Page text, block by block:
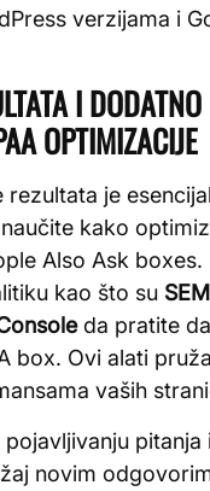
verzijama i
I DODATNO
OPTIMIZACIJE
rezultata je
kako
Also Ask boxes.
kao što su
da pratite
box. Ovi alati
vaših
pitanja
novim